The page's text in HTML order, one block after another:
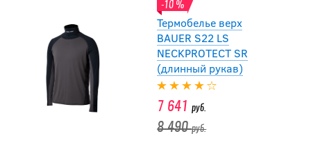
-10 %
Термобелье верх
BAUER S22 LS
NECKPROTECT SR
(длинный рукав)
7 641руб.
8 490руб.